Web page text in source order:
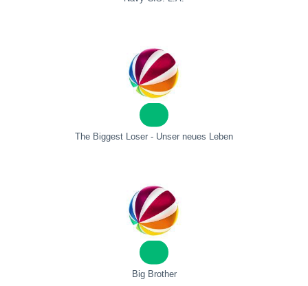
The Biggest Loser - Unser neues Leben
Big Brother